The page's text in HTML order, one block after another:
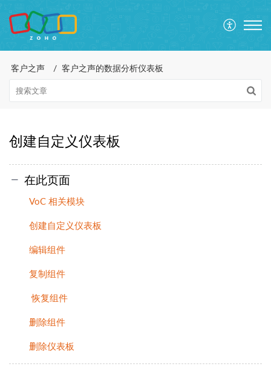
客户之声 客户之声的数据分析仪表板
创建自定义仪表板
在此页面
VoC 相关模块
创建自定义仪表板
编辑组件
复制组件
恢复组件
删除组件
删除仪表板